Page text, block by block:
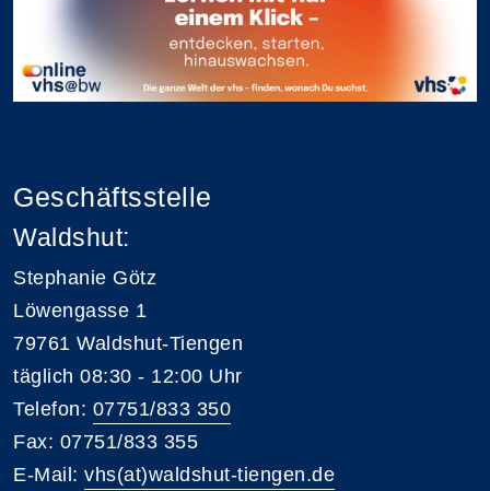
Geschäftsstelle
Waldshut:
Stephanie Götz
Löwengasse 1
79761 Waldshut-Tiengen
täglich 08:30 - 12:00 Uhr
Telefon: 07751/833 350
Fax: 07751/833 355
E-Mail: vhs(at)waldshut-tiengen.de